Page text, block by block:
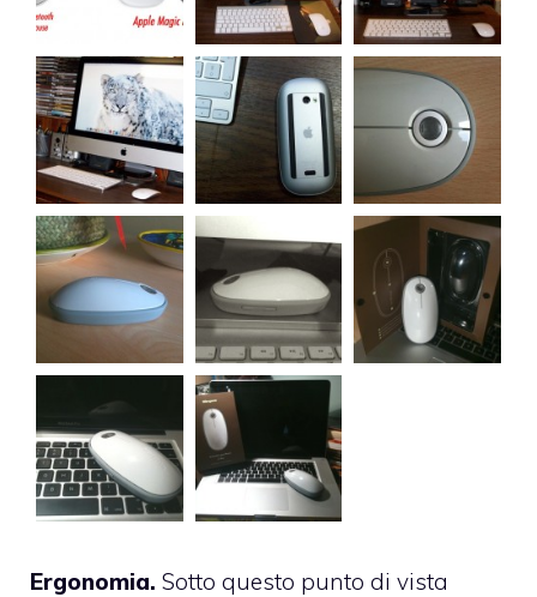
Ergonomia. Sotto questo punto di vista